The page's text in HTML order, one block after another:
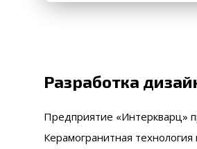
Разработка
Предприятие «Интеркварц»
Керамогранитная